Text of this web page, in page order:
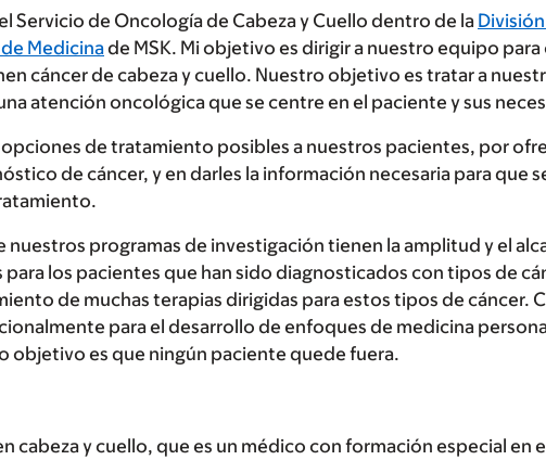
Servicio de Oncología de Cabeza y Cuello dentro de la
Medicinade MSK. Mi objetivo es dirigir a nuestro equipo
cáncer de cabeza y cuello. Nuestro objetivo es tratar a
atención oncológica que se centre en el paciente y sus
de tratamiento posibles a nuestros pacientes, por
de cáncer, y en darles la información necesaria para que
nuestros programas de investigación tienen la amplitud y el
los pacientes que han sido diagnosticados con tipos de
de muchas terapias dirigidas para estos tipos de cáncer.
para el desarrollo de enfoques de medicina
objetivo es que ningún paciente quede fuera.
cabeza y cuello, que es un médico con formación especial en